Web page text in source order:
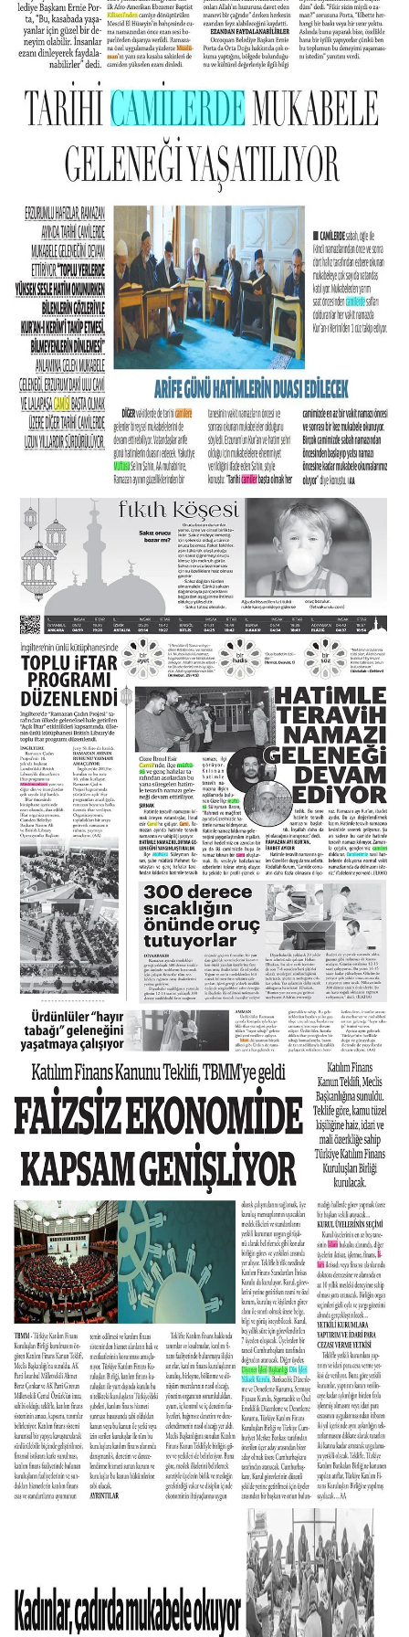
Gümüşhane Müftülüğü
Hakkari Müftülüğü
Hatay Müftülüğü
Iğdır Müftülüğü
Isparta Müftülüğü
İstanbul Müftülüğü
İzmir Müftülüğü
Kahramanmaraş Müftülüğü
Karabük Müftülüğü
Karaman Müftülüğü
Kars Müftülüğü
Kastamonu Müftülüğü
Kayseri Müftülüğü
Kilis Müftülüğü
Kırıkkale Müftülüğü
Kırklareli Müftülüğü
Kırşehir Müftülüğü
Kocaeli Müftülüğü
Konya Müftülüğü
Kütahya Müftülüğü
Malatya Müftülüğü
Manisa Müftülüğü
Mardin Müftülüğü
Mersin Müftülüğü
Muğla Müftülüğü
Muş Müftülüğü
Nevşehir Müftülüğü
Niğde Müftülüğü
Ordu Müftülüğü
Osmaniye Müftülüğü
Rize Müftülüğü
Sakarya Müftülüğü
Sinop Müftülüğü